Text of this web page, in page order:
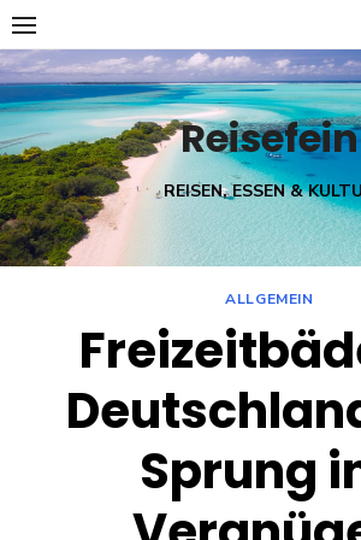
Skip
to
content
Reisefein
REISEN, ESSEN &
ALLGEMEIN
Sprung